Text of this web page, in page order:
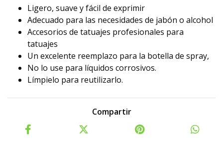
Ligero, suave y fácil de exprimir
Adecuado para las necesidades de jabón o alcohol
Accesorios de tatuajes profesionales para
tatuajes
Un excelente reemplazo para la botella de spray,
No lo use para líquidos corrosivos.
Límpielo para reutilizarlo.
Compartir